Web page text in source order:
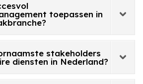
toepassen in
stakeholders
diensten in Nederland?